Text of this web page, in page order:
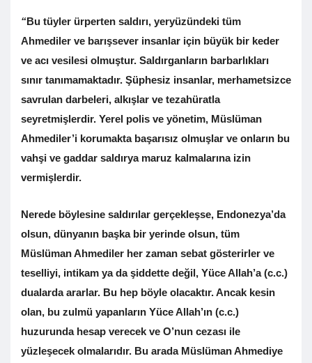
“Bu tüyler ürperten saldırı, yeryüzündeki tüm
Ahmediler ve barışsever insanlar için büyük bir keder
ve acı vesilesi olmuştur. Saldırganların barbarlıkları
sınır tanımamaktadır. Şüphesiz insanlar, merhametsizce
savrulan darbeleri, alkışlar ve tezahüratla
seyretmişlerdir. Yerel polis ve yönetim, Müslüman
Ahmediler’i korumakta başarısız olmuşlar ve onların bu
vahşi ve gaddar saldırya maruz kalmalarına izin
vermişlerdir.
Nerede böylesine saldırılar gerçekleşse, Endonezya’da
olsun, dünyanın başka bir yerinde olsun, tüm
Müslüman Ahmediler her zaman sebat gösterirler ve
teselliyi, intikam ya da şiddette değil, Yüce Allah’a (c.c.)
dualarda ararlar. Bu hep böyle olacaktır. Ancak kesin
olan, bu zulmü yapanların Yüce Allah’ın (c.c.)
huzurunda hesap verecek ve O’nun cezası ile
yüzleşecek olmalarıdır. Bu arada Müslüman Ahmediye